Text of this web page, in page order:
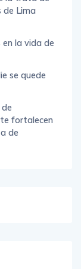
de Lima
la vida de
se quede
fortalecen
de